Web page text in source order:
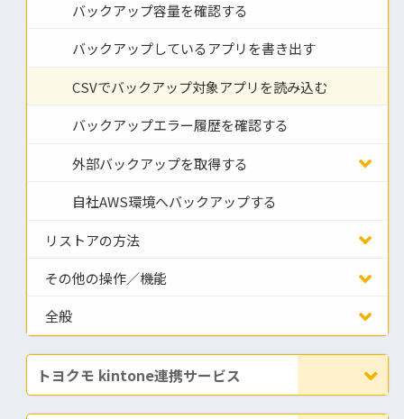
バックアップ容量を確認する
バックアップしているアプリを書き出す
CSVでバックアップ対象アプリを読み込む
バックアップエラー履歴を確認する
外部バックアップを取得する
自社AWS環境へバックアップする
リストアの方法
その他の操作／機能
全般
トヨクモ kintone連携サービス